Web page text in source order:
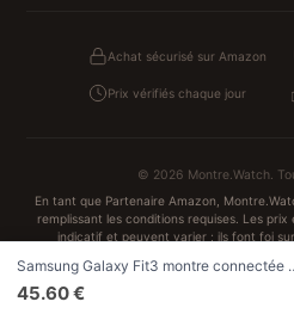
Achat sécurisé sur Amazon
Prix vérifiés chaque jour
© 2026 Montre.Watch.
En tant que Partenaire Amazon,
remplissant les conditions requises. Les
indicatif et peuvent varier ; ils font foi
Achats traités et
ConfidentialitéCGVCookies
Samsung Galaxy Fit3 montre connectée
45.60 €